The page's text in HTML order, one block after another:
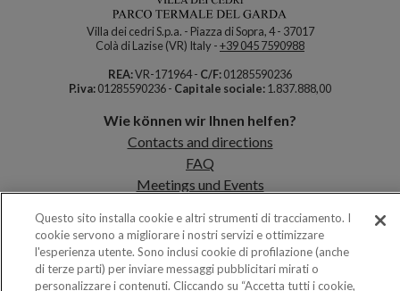
Villa dei cedri S.p.a. - Piazza di Sopra, 4 - 37017
Colà di Lazise (VR) Italy -+39 045 7590988
REA:VR-171964 - C/F:01285590236
P.iva:01285590236 - Capitale sociale:1.837.888,00
Wie können wir Ihnen helfen?
Contacts and directions
FAQ
Meetings und Events
Öffnungszeiten
Parkplan
Shop
Questo sito installa cookie e altri strumenti di tracciamento. I
cookie servono a migliorare i nostri servizi e ottimizzare
l'esperienza utente. Sono inclusi cookie di profilazione (anche
di terze parti) per inviare messaggi pubblicitari mirati o
personalizzare i contenuti. Cliccando su “Accetta tutti i cookie,